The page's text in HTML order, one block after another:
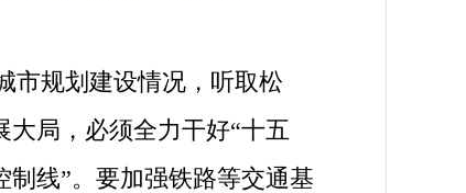
规划建设情况，听取松
大局，必须全力干好“十五
制线”。要加强铁路等交通基